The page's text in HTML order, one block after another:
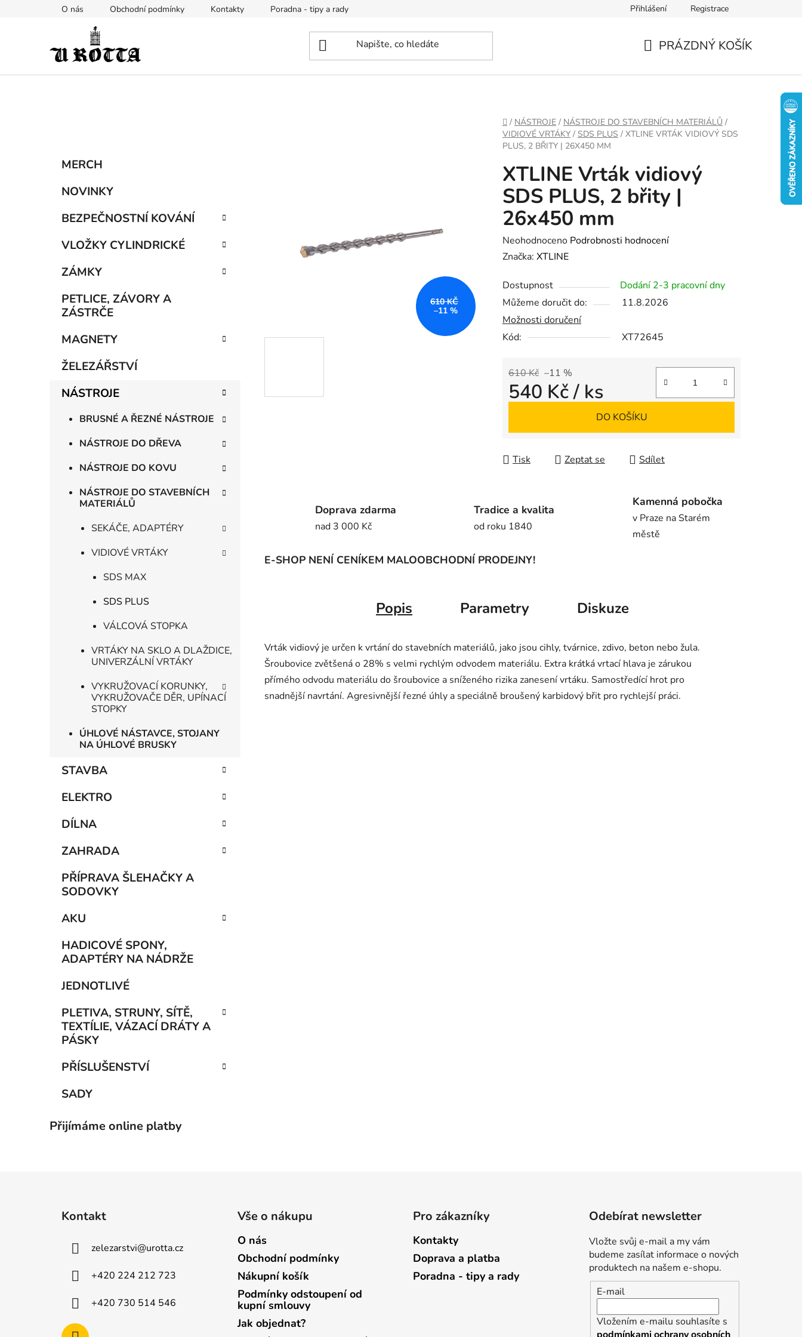
O nás Obchodní podmínky Kontakty Poradna - tipy a rady Přihlášení Registrace
PRÁZDNÝ KOŠÍK
DOMŮ
/ NÁSTROJE / NÁSTROJE DO STAVEBNÍCH MATERIÁLŮ /
VIDIOVÉ VRTÁKY / SDS PLUS / XTLINE VRTÁK VIDIOVÝ SDS
PLUS, 2 BŘITY | 26X450 MM
Přeskočit
kategorie
MERCH
NOVINKY
BEZPEČNOSTNÍ KOVÁNÍ
VLOŽKY CYLINDRICKÉ
ZÁMKY
PETLICE, ZÁVORY A
ZÁSTRČE
MAGNETY
ŽELEZÁŘSTVÍ
NÁSTROJE
BRUSNÉ A ŘEZNÉ NÁSTROJE
NÁSTROJE DO DŘEVA
NÁSTROJE DO KOVU
NÁSTROJE DO STAVEBNÍCH
MATERIÁLŮ
SEKÁČE, ADAPTÉRY
VIDIOVÉ VRTÁKY
SDS MAX
SDS PLUS
VÁLCOVÁ STOPKA
VRTÁKY NA SKLO A DLAŽDICE,
UNIVERZÁLNÍ VRTÁKY
VYKRUŽOVACÍ KORUNKY,
VYKRUŽOVAČE DĚR, UPÍNACÍ
STOPKY
ÚHLOVÉ NÁSTAVCE, STOJANY
NA ÚHLOVÉ BRUSKY
STAVBA
ELEKTRO
DÍLNA
ZAHRADA
PŘÍPRAVA ŠLEHAČKY A
SODOVKY
AKU
HADICOVÉ SPONY,
ADAPTÉRY NA NÁDRŽE
JEDNOTLIVÉ
PLETIVA, STRUNY, SÍTĚ,
TEXTÍLIE, VÁZACÍ DRÁTY A
PÁSKY
PŘÍSLUŠENSTVÍ
SADY
Přijímáme online platby
XTLINE Vrták vidiový
SDS PLUS, 2 břity |
26x450 mm
Průměrné
hodnocení
je
0,0
z
5
Neohodnoceno Podrobnosti hodnocení
Značka: XTLINE
Dostupnost
Dodání 2-3 pracovní dny
Můžeme doručit do:
11.8.2026
Možnosti doručení
Kód:
XT72645
610 Kč –11 %
540 Kč/ ks
DO KOŠÍKU
Tisk Zeptat se Sdílet
610 KČ
–11 %
Doprava zdarma
nad 3 000 Kč
Tradice a kvalita
od roku 1840
Kamenná pobočka
v Praze na Starém
městě
E-SHOP NENÍ CENÍKEM MALOOBCHODNÍ PRODEJNY!
Popis Parametry Diskuze
Vrták vidiový je určen k vrtání do stavebních materiálů, jako jsou cihly, tvárnice, zdivo, beton nebo žula.
Šroubovice zvětšená o 28% s velmi rychlým odvodem materiálu. Extra krátká vrtací hlava je zárukou
přímého odvodu materiálu do šroubovice a sníženého rizika zanesení vrtáku. Samostředící hrot pro
snadnější navrtání. Agresivnější řezné úhly a speciálně broušený karbidový břit pro rychlejší práci.
Kontakt
zelezarstvi@urotta.cz
+420 224 212 723
+420 730 514 546
Vše o nákupu
O nás
Obchodní podmínky
Nákupní košík
Podmínky odstoupení od
kupní smlouvy
Jak objednat?
Pro zákazníky
Kontakty
Doprava a platba
Poradna - tipy a rady
Odebírat newsletter
Vložte svůj e-mail a my vám
budeme zasílat informace o nových
produktech na našem e-shopu.
E-mail
Vložením e-mailu souhlasíte s